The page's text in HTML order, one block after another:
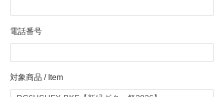
電話番号
対象商品 / Item